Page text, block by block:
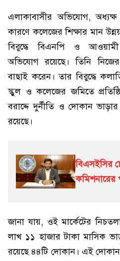
এলাকাবাসীর অভিযোগ,
কারণে কলেজের শিক্ষার মান
বিরুদ্ধে বিএনপি ও
অভিযোগ রয়েছে। তিনি
বাছাই করেন। তার বিরুদ্ধে
স্কুল ও কলেজের জমিতে
বরাদ্দে দুর্নীতি ও দোকান
রয়েছে।
বিএসইসির
কমিশনারের
জানা যায়, ওই মার্কেটের
লাখ ১১ হাজার টাকা মাসিক
রয়েছে ৪৪টি দোকান। এই